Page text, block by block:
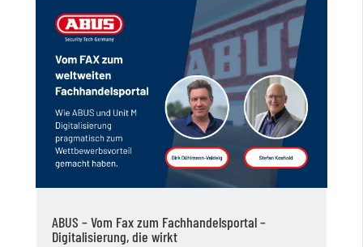
ABUS – Vom Fax zum Fachhandelsportal –
Digitalisierung, die wirkt